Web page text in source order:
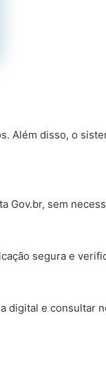
Além disso, o
Gov.br, sem
segura e
digital e consultar